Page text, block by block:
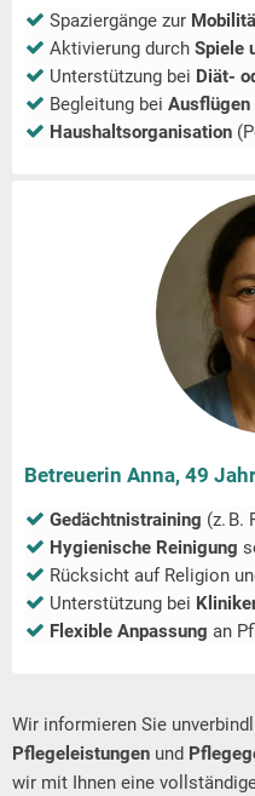
Spaziergänge zur
Aktivierung durch Spiele
Unterstützung bei Diät-
Begleitung bei Ausflügen
Haushaltsorganisation
Betreuerin Anna, 49
Gedächtnistraining (z. B.
Hygienische Reinigung
Rücksicht auf Religion
Unterstützung bei
Flexible Anpassung an
Wir informieren Sie
Pflegeleistungen und
wir mit Ihnen eine